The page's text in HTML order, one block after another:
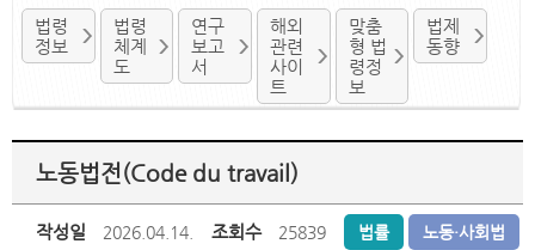
법령
정보
법령
체계
도
연구
보고
서
해외
관련
사이
트
맞춤
형 법
령정
보
법제
동향
노동법전(Code du travail)
작성일 2026.04.14. 조회수 25839 법률 노동·사회법